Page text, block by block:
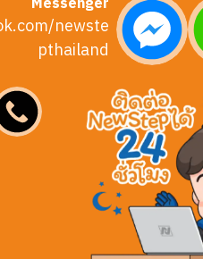
newste
pthailand